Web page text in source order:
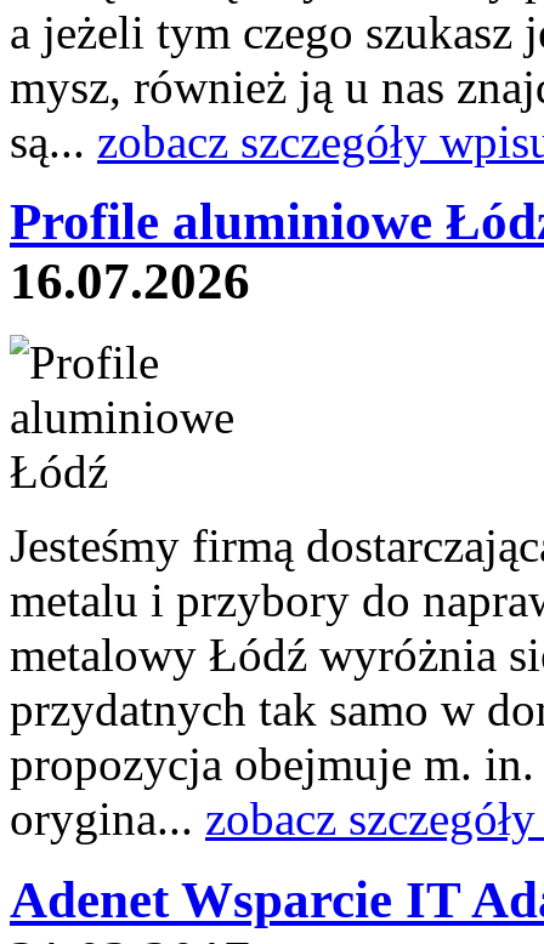
a jeżeli tym czego szukasz
mysz, również ją u nas
są... zobacz szczegóły
Profile aluminiowe
16.07.2026
Jesteśmy firmą
metalu i przybory do
metalowy Łódź wyróżnia
przydatnych tak samo w
propozycja obejmuje m.
orygina... zobacz
Adenet Wsparcie IT